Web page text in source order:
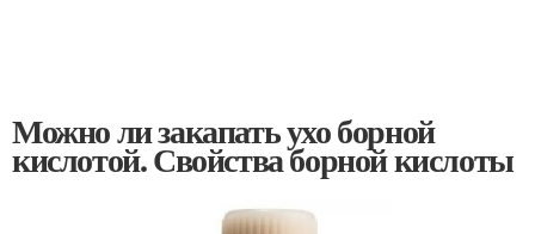
Можно ли закапать ухо борной
кислотой. Свойства борной кислоты